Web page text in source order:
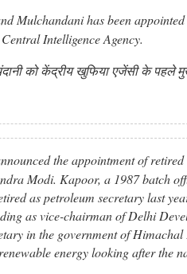
Mulchandani has been
Intelligence Agency.
को केंद्रीय खुफिया एजेंसी के पहले
the appointment of
Modi. Kapoor, a 1987 batch
as petroleum secretary last
as vice-chairman of Delhi
in the government of
energy looking after the